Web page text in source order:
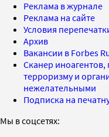
Реклама в журнале
Реклама на сайте
Условия
Архив
Вакансии в Forbes
Сканер иноагентов,
терроризму и
нежелательными
Подписка на
Мы в соцсетях: